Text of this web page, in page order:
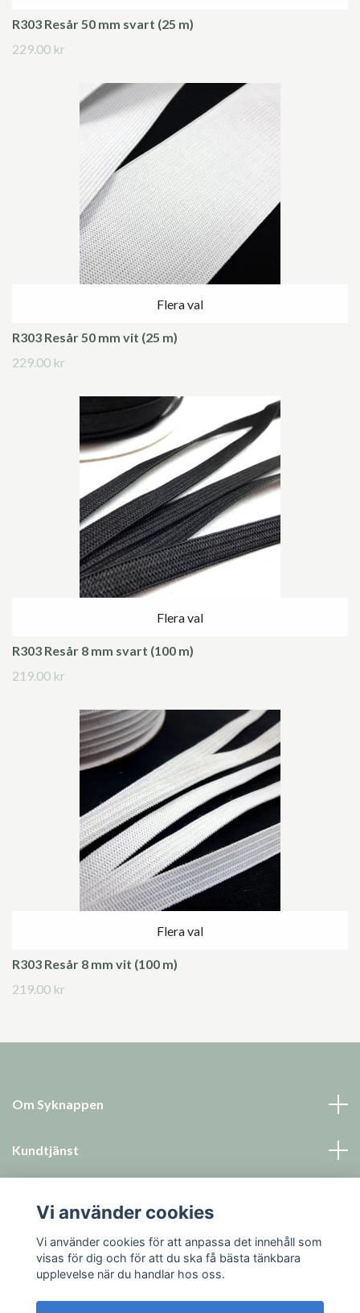
R303 Resår 50 mm svart (25 m)
229.00 kr
Flera val
R303 Resår 50 mm vit (25 m)
229.00 kr
Flera val
R303 Resår 8 mm svart (100 m)
219.00 kr
Flera val
R303 Resår 8 mm vit (100 m)
219.00 kr
Om Syknappen
Kundtjänst
Sociala medier
Vi använder cookies
Vi använder cookies för att anpassa det innehåll som
visas för dig och för att du ska få bästa tänkbara
upplevelse när du handlar hos oss.